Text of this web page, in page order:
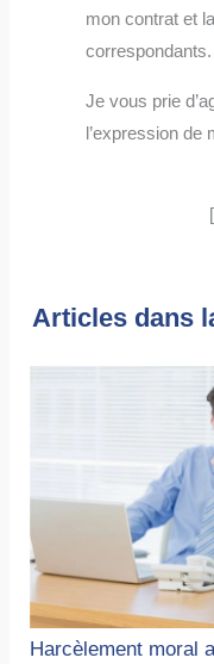
mon contrat et
correspondants.
Je vous prie
l’expression
Articles dans
Harcèlement moral